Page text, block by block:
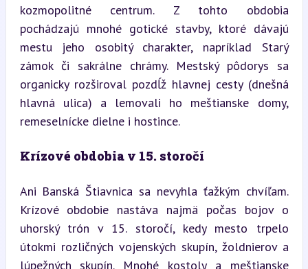
kozmopolitné centrum. Z tohto obdobia
pochádzajú mnohé gotické stavby, ktoré dávajú
mestu jeho osobitý charakter, napríklad Starý
zámok či sakrálne chrámy. Mestský pôdorys sa
organicky rozširoval pozdĺž hlavnej cesty (dnešná
hlavná ulica) a lemovali ho meštianske domy,
remeselnícke dielne i hostince.
Krízové obdobia v 15. storočí
Ani Banská Štiavnica sa nevyhla ťažkým chvíľam.
Krízové obdobie nastáva najmä počas bojov o
uhorský trón v 15. storočí, kedy mesto trpelo
útokmi rozličných vojenských skupín, žoldnierov a
lúpežných skupín. Mnohé kostoly a meštianske